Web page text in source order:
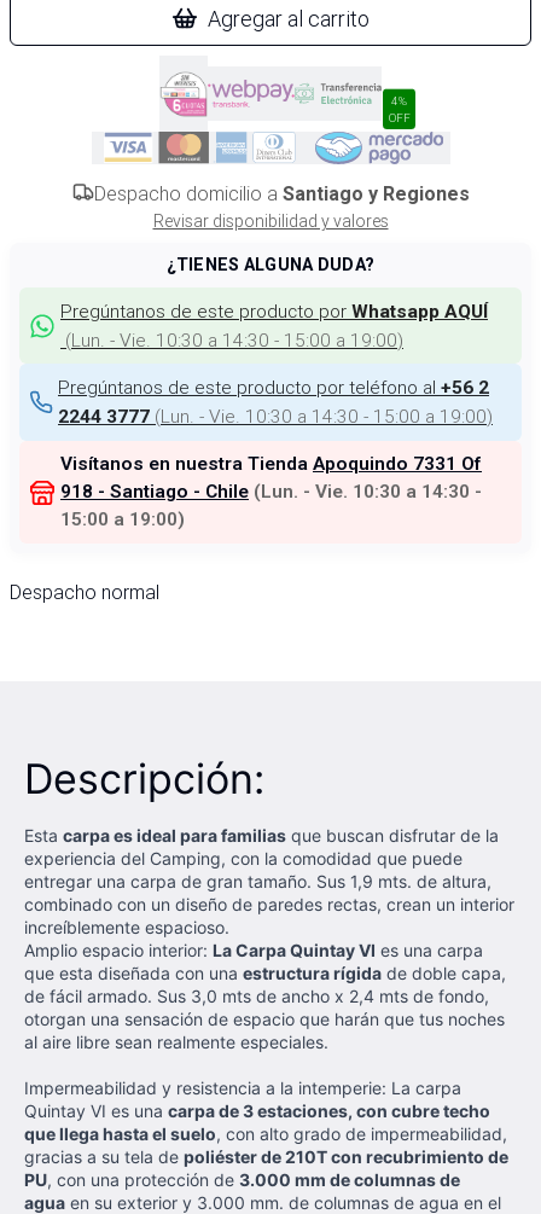
Agregar al carrito
4%
OFF
Despacho domicilio a Santiago y Regiones
Revisar disponibilidad y valores
¿TIENES ALGUNA DUDA?
Pregúntanos de este producto por Whatsapp AQUÍ
(Lun. - Vie. 10:30 a 14:30 - 15:00 a 19:00)
Pregúntanos de este producto por teléfono al +56 2
2244 3777 (Lun. - Vie. 10:30 a 14:30 - 15:00 a 19:00)
Visítanos en nuestra Tienda Apoquindo 7331 Of
918 - Santiago - Chile (Lun. - Vie. 10:30 a 14:30 -
15:00 a 19:00)
Despacho normal
Descripción:
Esta carpa es ideal para familias que buscan disfrutar de la
experiencia del Camping, con la comodidad que puede
entregar una carpa de gran tamaño. Sus 1,9 mts. de altura,
combinado con un diseño de paredes rectas, crean un interior
increíblemente espacioso.
Amplio espacio interior: La Carpa Quintay VI es una carpa
que esta diseñada con una estructura rígida de doble capa,
de fácil armado. Sus 3,0 mts de ancho x 2,4 mts de fondo,
otorgan una sensación de espacio que harán que tus noches
al aire libre sean realmente especiales.
Impermeabilidad y resistencia a la intemperie: La carpa
Quintay VI es una carpa de 3 estaciones, con cubre techo
que llega hasta el suelo, con alto grado de impermeabilidad,
gracias a su tela de poliéster de 210T con recubrimiento de
PU, con una protección de 3.000 mm de columnas de
agua en su exterior y 3.000 mm. de columnas de agua en el